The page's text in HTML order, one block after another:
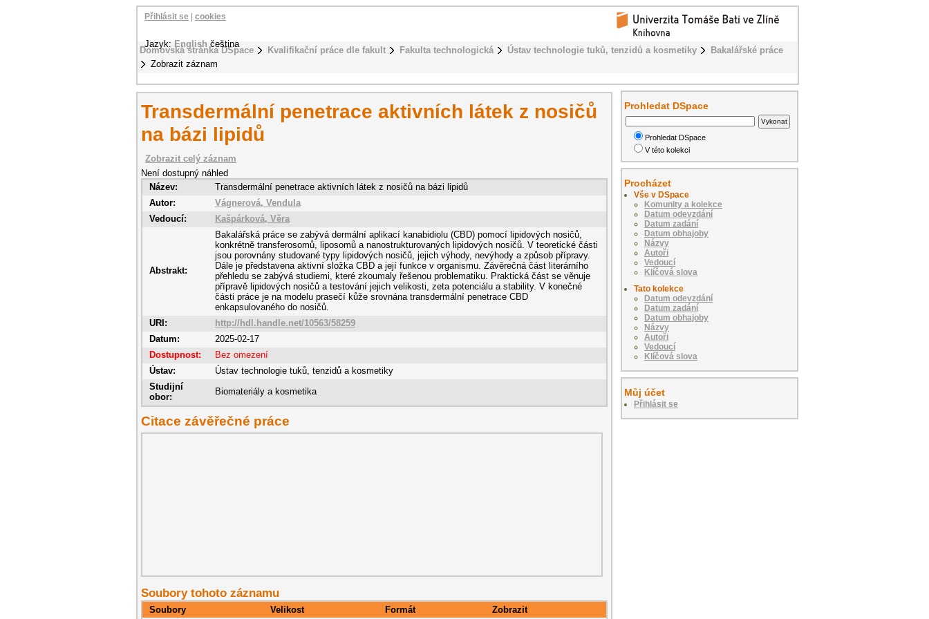
Domovská stránka DSpace Kvalifikační práce dle fakult Fakulta technologická Ústav technologie tuků, tenzidů a kosmetiky
Bakalářské práce
Zobrazit záznam
Přihlásit se cookies
Jazyk: English čeština
Transdermální penetrace aktivních látek z nosičů
na bázi lipidů
Zobrazit celý záznam
Není dostupný náhled
Název:
Transdermální penetrace aktivních látek z nosičů na bázi lipidů
Autor:
Vágnerová, Vendula
Vedoucí:
Kašpárková, Věra
Abstrakt:
Bakalářská práce se zabývá dermální aplikací kanabidiolu (CBD) pomocí lipidových nosičů,
konkrétně transferosomů, liposomů a nanostrukturovaných lipidových nosičů. V teoretické části
jsou porovnány studované typy lipidových nosičů, jejich výhody, nevýhody a způsob přípravy.
Dále je představena aktivní složka CBD a její funkce v organismu. Závěrečná část literárního
přehledu se zabývá studiemi, které zkoumaly řešenou problematiku. Praktická část se věnuje
přípravě lipidových nosičů a testování jejich velikosti, zeta potenciálu a stability. V konečné
části práce je na modelu prasečí kůže srovnána transdermální penetrace CBD
enkapsulovaného do nosičů.
URI:
http://hdl.handle.net/10563/58259
Datum:
2025-02-17
Dostupnost:
Bez omezení
Ústav:
Ústav technologie tuků, tenzidů a kosmetiky
Studijní
obor:
Biomateriály a kosmetika
Citace závěřečné práce
Soubory tohoto záznamu
Soubory Velikost Formát Zobrazit
Prohledat DSpace
Prohledat DSpace
V této kolekci
Procházet
Vše v DSpace
Komunity a kolekce
Datum odevzdání
Datum zadání
Datum obhajoby
Názvy
Autoři
Vedoucí
Klíčová slova
Tato kolekce
Datum odevzdání
Datum zadání
Datum obhajoby
Názvy
Autoři
Vedoucí
Klíčová slova
Můj účet
Přihlásit se